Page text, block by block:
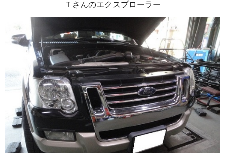
Ｔさんのエクスプローラー